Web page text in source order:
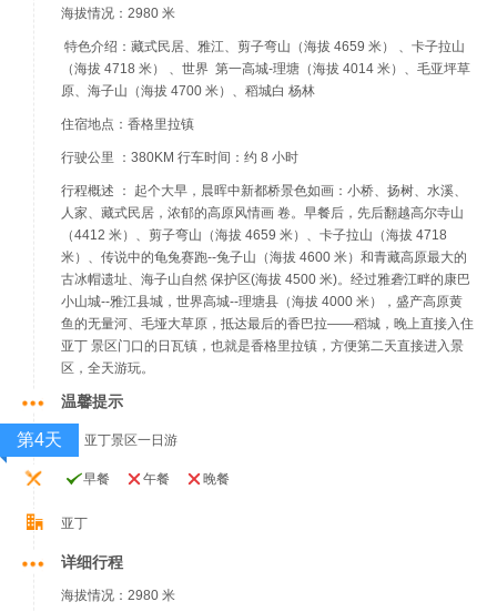
海拔情况：2980 米
特色介绍：藏式民居、雅江、剪子弯山（海拔 4659 米） 、卡子拉山
（海拔 4718 米） 、世界 第一高城-理塘（海拔 4014 米）、毛亚坪草
原、海子山（海拔 4700 米）、稻城白 杨林
住宿地点：香格里拉镇
行驶公里 ：380KM 行车时间：约 8 小时
行程概述 ： 起个大早，晨晖中新都桥景色如画：小桥、扬树、水溪、
人家、藏式民居，浓郁的高原风情画 卷。早餐后，先后翻越高尔寺山
（4412 米）、剪子弯山（海拔 4659 米）、卡子拉山（海拔 4718
米）、传说中的龟兔赛跑--兔子山（海拔 4600 米）和青藏高原最大的
古冰帽遗址、海子山自然 保护区(海拔 4500 米)。经过雅砻江畔的康巴
小山城--雅江县城，世界高城--理塘县（海拔 4000 米），盛产高原黄
鱼的无量河、毛垭大草原，抵达最后的香巴拉——稻城，晚上直接入住
亚丁 景区门口的日瓦镇，也就是香格里拉镇，方便第二天直接进入景
区，全天游玩。
温馨提示
第4天 亚丁景区一日游
早餐 午餐 晚餐
亚丁
详细行程
海拔情况：2980 米